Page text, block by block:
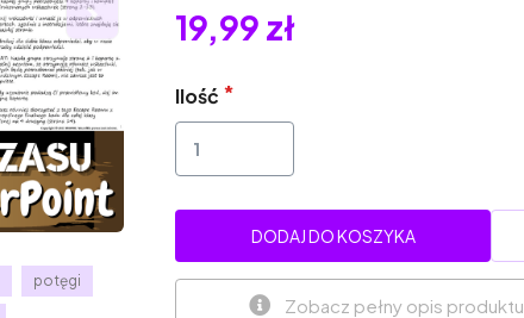
potęgi
19,99 zł
Ilość
DODAJ DO KOSZYKA
Zobacz pełny opis produktu